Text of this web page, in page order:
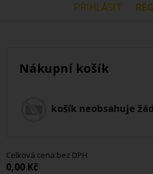
PŘIHLÁSIT
Nákupní košík
košík neobsahuje
Celková cena bez DPH
0,00 Kč